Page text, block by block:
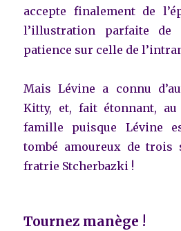
accepte finalement de
l’illustration parfaite
patience sur celle de
Mais Lévine a connu
Kitty, et, fait étonnant,
famille puisque Lévine
tombé amoureux de
fratrie Stcherbazki !
Tournez manège !